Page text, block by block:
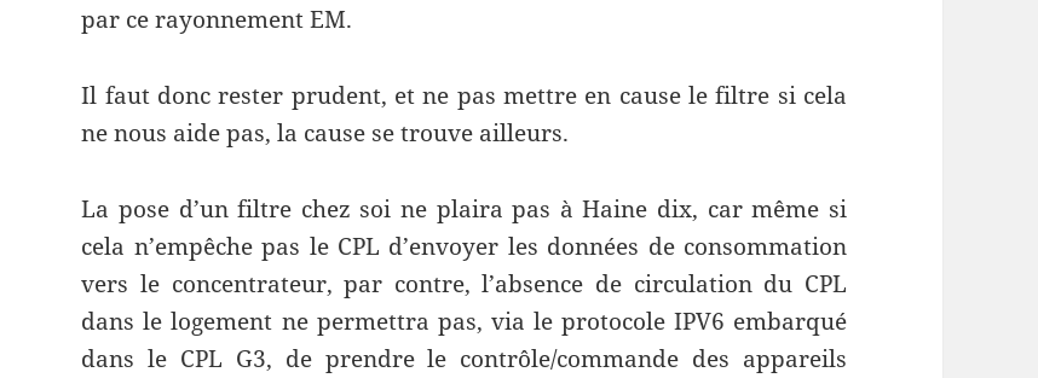
par ce rayonnement EM.
Il faut donc rester prudent, et ne pas mettre en cause le filtre si cela
ne nous aide pas, la cause se trouve ailleurs.
La pose d’un filtre chez soi ne plaira pas à Haine dix, car même si
cela n’empêche pas le CPL d’envoyer les données de consommation
vers le concentrateur, par contre, l’absence de circulation du CPL
dans le logement ne permettra pas, via le protocole IPV6 embarqué
dans le CPL G3, de prendre le contrôle/commande des appareils